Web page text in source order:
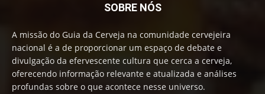
SOBRE NÓS
A missão do Guia da Cerveja na comunidade cervejeira
nacional é a de proporcionar um espaço de debate e
divulgação da efervescente cultura que cerca a cerveja,
oferecendo informação relevante e atualizada e análises
profundas sobre o que acontece nesse universo.